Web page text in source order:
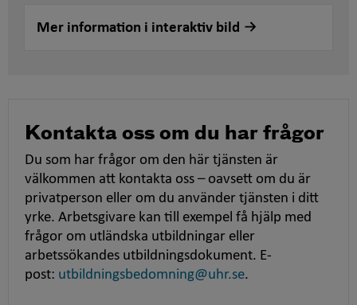
Mer information i interaktiv bild
Kontakta oss om du har frågor
Du som har frågor om den här tjänsten är
välkommen att kontakta oss – oavsett om du är
privatperson eller om du använder tjänsten i ditt
yrke. Arbetsgivare kan till exempel få hjälp med
frågor om utländska utbildningar eller
arbetssökandes utbildningsdokument. E-
post: utbildningsbedomning@uhr.se.